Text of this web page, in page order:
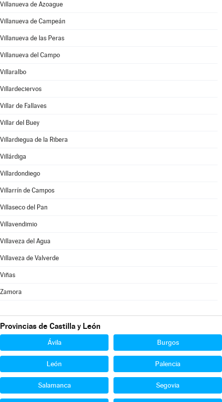
Villanueva de Azoague
Villanueva de Campeán
Villanueva de las Peras
Villanueva del Campo
Villaralbo
Villardeciervos
Villar de Fallaves
Villar del Buey
Villardiegua de la Ribera
Villárdiga
Villardondiego
Villarrín de Campos
Villaseco del Pan
Villavendimio
Villaveza del Agua
Villaveza de Valverde
Viñas
Zamora
Provincias de Castilla y León
Ávila Burgos
León Palencia
Salamanca Segovia